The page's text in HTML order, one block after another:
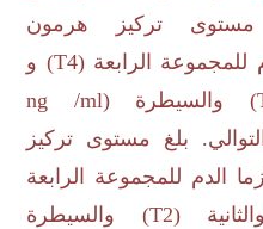
تركيز هرمون
الرابعة (T4) و
(
ng /ml
بلغ مستوى تركيز
للمجموعة الرابعة
(
T2) والسيطرة